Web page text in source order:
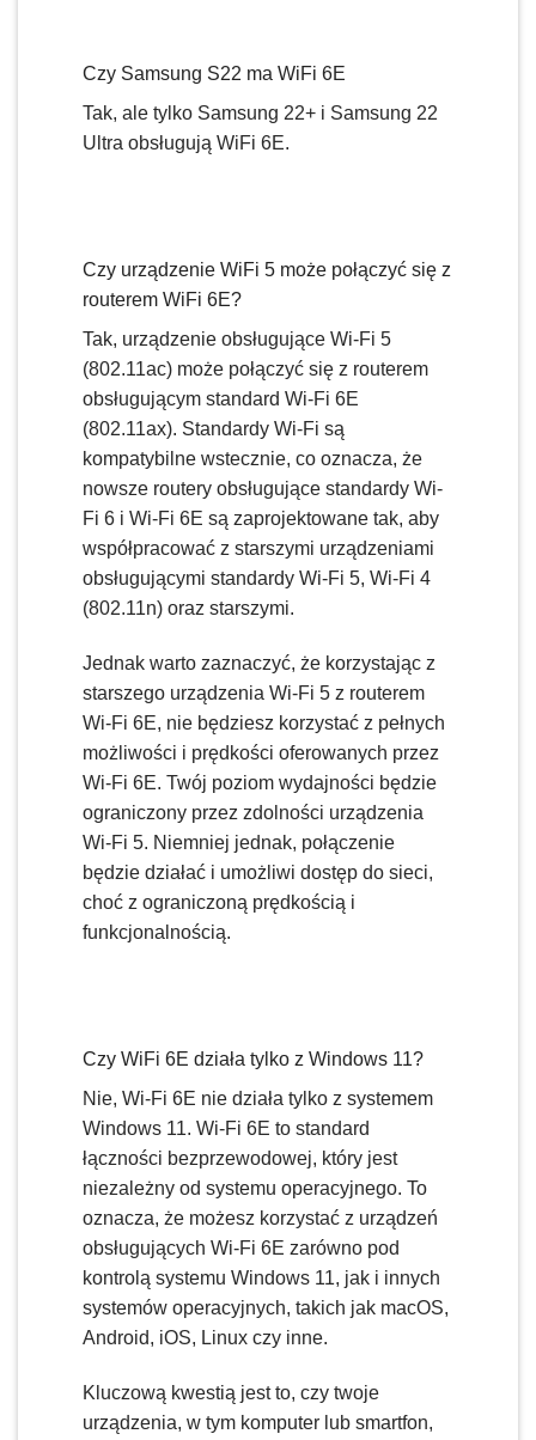
Czy Samsung S22 ma WiFi 6E
Tak, ale tylko Samsung 22+ i Samsung 22
Ultra obsługują WiFi 6E.
Czy urządzenie WiFi 5 może połączyć się z
routerem WiFi 6E?
Tak, urządzenie obsługujące Wi-Fi 5
(802.11ac) może połączyć się z routerem
obsługującym standard Wi-Fi 6E
(802.11ax). Standardy Wi-Fi są
kompatybilne wstecznie, co oznacza, że
nowsze routery obsługujące standardy Wi-
Fi 6 i Wi-Fi 6E są zaprojektowane tak, aby
współpracować z starszymi urządzeniami
obsługującymi standardy Wi-Fi 5, Wi-Fi 4
(802.11n) oraz starszymi.
Jednak warto zaznaczyć, że korzystając z
starszego urządzenia Wi-Fi 5 z routerem
Wi-Fi 6E, nie będziesz korzystać z pełnych
możliwości i prędkości oferowanych przez
Wi-Fi 6E. Twój poziom wydajności będzie
ograniczony przez zdolności urządzenia
Wi-Fi 5. Niemniej jednak, połączenie
będzie działać i umożliwi dostęp do sieci,
choć z ograniczoną prędkością i
funkcjonalnością.
Czy WiFi 6E działa tylko z Windows 11?
Nie, Wi-Fi 6E nie działa tylko z systemem
Windows 11. Wi-Fi 6E to standard
łączności bezprzewodowej, który jest
niezależny od systemu operacyjnego. To
oznacza, że możesz korzystać z urządzeń
obsługujących Wi-Fi 6E zarówno pod
kontrolą systemu Windows 11, jak i innych
systemów operacyjnych, takich jak macOS,
Android, iOS, Linux czy inne.
Kluczową kwestią jest to, czy twoje
urządzenia, w tym komputer lub smartfon,